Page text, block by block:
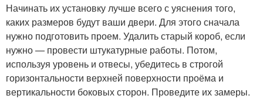
Начинать их установку лучше всего с уяснения того,
каких размеров будут ваши двери. Для этого сначала
нужно подготовить проем. Удалить старый короб, если
нужно — провести штукатурные работы. Потом,
используя уровень и отвесы, убедитесь в строгой
горизонтальности верхней поверхности проёма и
вертикальности боковых сторон. Проведите их замеры.